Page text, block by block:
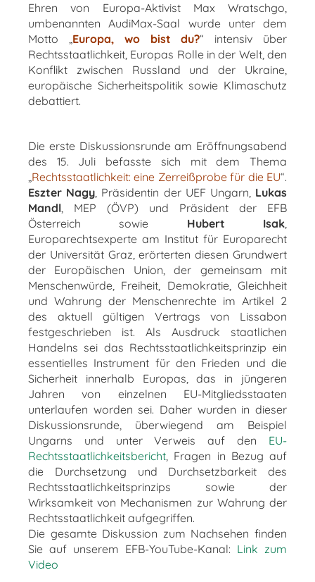
Ehren von Europa-Aktivist Max Wratschgo,
umbenannten AudiMax-Saal wurde unter dem
Motto „Europa, wo bist du?“ intensiv über
Rechtsstaatlichkeit, Europas Rolle in der Welt, den
Konflikt zwischen Russland und der Ukraine,
europäische Sicherheitspolitik sowie Klimaschutz
debattiert.
Die erste Diskussionsrunde am Eröffnungsabend
des 15. Juli befasste sich mit dem Thema
„Rechtsstaatlichkeit: eine Zerreißprobe für die EU“.
Eszter Nagy, Präsidentin der UEF Ungarn, Lukas
Mandl, MEP (ÖVP) und Präsident der EFB
Österreich sowie Hubert Isak,
Europarechtsexperte am Institut für Europarecht
der Universität Graz, erörterten diesen Grundwert
der Europäischen Union, der gemeinsam mit
Menschenwürde, Freiheit, Demokratie, Gleichheit
und Wahrung der Menschenrechte im Artikel 2
des aktuell gültigen Vertrags von Lissabon
festgeschrieben ist. Als Ausdruck staatlichen
Handelns sei das Rechtsstaatlichkeitsprinzip ein
essentielles Instrument für den Frieden und die
Sicherheit innerhalb Europas, das in jüngeren
Jahren von einzelnen EU-Mitgliedsstaaten
unterlaufen worden sei. Daher wurden in dieser
Diskussionsrunde, überwiegend am Beispiel
Ungarns und unter Verweis auf den EU-
Rechtsstaatlichkeitsbericht, Fragen in Bezug auf
die Durchsetzung und Durchsetzbarkeit des
Rechtsstaatlichkeitsprinzips sowie der
Wirksamkeit von Mechanismen zur Wahrung der
Rechtsstaatlichkeit aufgegriffen.
Die gesamte Diskussion zum Nachsehen finden
Sie auf unserem EFB-YouTube-Kanal: Link zum
Video